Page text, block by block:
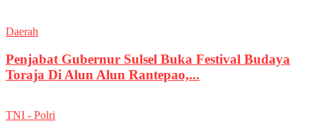
Daerah
Penjabat Gubernur Sulsel Buka Festival Budaya
Toraja Di Alun Alun Rantepao,...
TNI - Polri